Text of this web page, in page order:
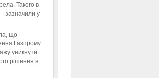
Такого в
зазначили у
що
Газпрому
уникнути
рішення в